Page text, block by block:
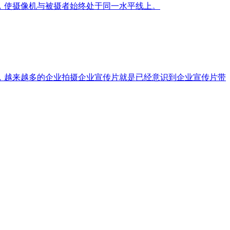
摄像机与被摄者始终处于同一水平线上。
来越多的企业拍摄企业宣传片就是已经意识到企业宣传片带